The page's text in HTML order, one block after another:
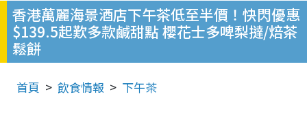
香港萬麗海景酒店下午茶低至半價！快閃優惠
$139.5起歎多款鹹甜點 櫻花士多啤梨撻/焙茶
鬆餅
首頁 飲食情報 下午茶